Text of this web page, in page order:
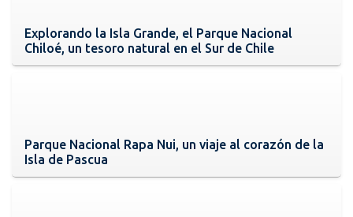
Explorando la Isla Grande, el Parque Nacional
Chiloé, un tesoro natural en el Sur de Chile
Parque Nacional Rapa Nui, un viaje al corazón de la
Isla de Pascua